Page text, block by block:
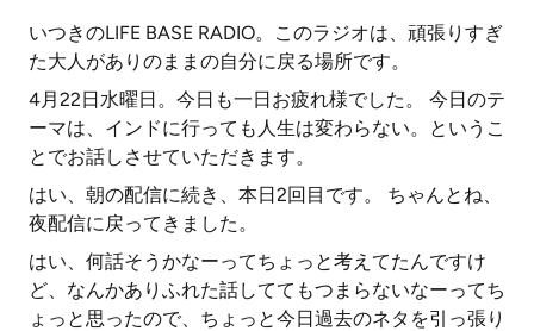
いつきのLIFE BASE RADIO。このラジオは、頑張りすぎ
た大人がありのままの自分に戻る場所です。
4月22日水曜日。今日も一日お疲れ様でした。 今日のテ
ーマは、インドに行っても人生は変わらない。というこ
とでお話しさせていただきます。
はい、朝の配信に続き、本日2回目です。 ちゃんとね、
夜配信に戻ってきました。
はい、何話そうかなーってちょっと考えてたんですけ
ど、なんかありふれた話しててもつまらないなーってち
ょっと思ったので、ちょっと今日過去のネタを引っ張り